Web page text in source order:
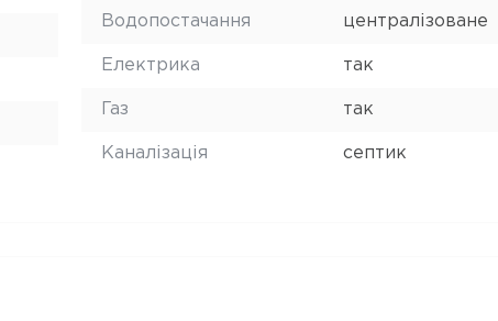
Водопостачання централізоване
Електрика так
Газ так
Каналізація септик